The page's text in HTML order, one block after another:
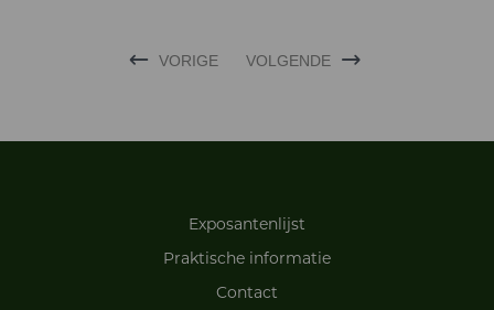
VORIGE VOLGENDE
Exposantenlijst
Praktische informatie
Contact